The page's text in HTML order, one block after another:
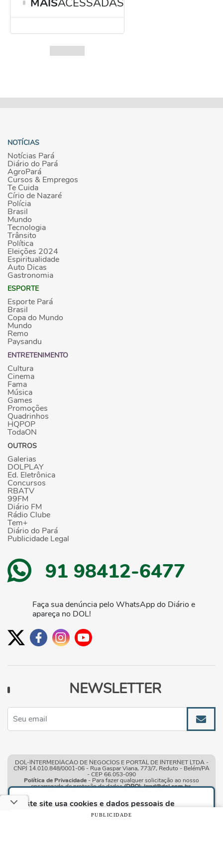
Este site usa cookies e dados pessoais de
acordo com os nossosTermos de Uso e Política
e, ao continuar navegando neste
MAISACESSADAS
NOTÍCIAS
Notícias Pará
Diário do Pará
AgroPará
Cursos & Empregos
Te Cuida
Círio de Nazaré
Polícia
Brasil
Mundo
Tecnologia
Trânsito
Política
Eleições 2024
Espiritualidade
Auto Dicas
Gastronomia
ESPORTE
Esporte Pará
Brasil
Copa do Mundo
Mundo
Remo
Paysandu
ENTRETENIMENTO
Cultura
Cinema
Fama
Música
Games
Promoções
Quadrinhos
HQPOP
TodaON
OUTROS
Galerias
DOLPLAY
Ed. Eletrônica
Concursos
RBATV
99FM
Diário FM
Rádio Clube
Tem+
Diário do Pará
Publicidade Legal
91 98412-6477
Faça sua denúncia pelo WhatsApp do Diário e
apareça no DOL!
NEWSLETTER
DOL-INTERMEDIACAO DE NEGOCIOS E PORTAL DE INTERNET LTDA -
CNPJ 14.010.848/0001-06 - Rua Gaspar Viana, 773/7, Reduto - Belém/PA
- CEP 66.053-090
Política de Privacidade - Para fazer qualquer solicitação ao nosso
encarregado de proteção de dados(DPO):lgpd@dol.com.br.
PUBLICIDADE